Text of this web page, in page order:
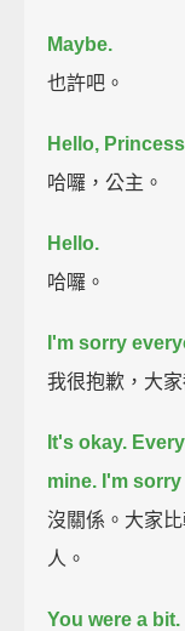
Maybe.
也許吧。
Hello,
哈囉，公主。
Hello.
哈囉。
I'm sorry
我很抱歉，大
It's okay.
mine. I'm
沒關係。大家
人。
You were a bit.